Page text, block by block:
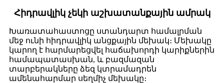
Հիդրավլիկ չեկի աշխատանքային ամրակ
Խառատահաստոցը ստանդարտ համալրման
մեջ ունի հիդրավլիկ անցքային մեխակ։ Մեխակը
կարող է հարմարեցվել հաճախորդի կարիքներին
համապատասխան, և բազմազան
տարբերակները ձեզ կտրամադրեն
ամենահարմար սեղմիչ մեխակը։